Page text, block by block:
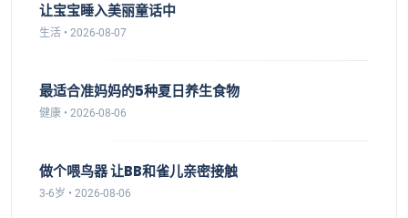
让宝宝睡入美丽童话中
生活 • 2026-08-07
最适合准妈妈的5种夏日养生食物
健康 • 2026-08-06
做个喂鸟器 让BB和雀儿亲密接触
3-6岁 • 2026-08-06